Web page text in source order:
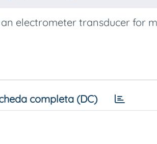
electrometer transducer for
completa (DC)